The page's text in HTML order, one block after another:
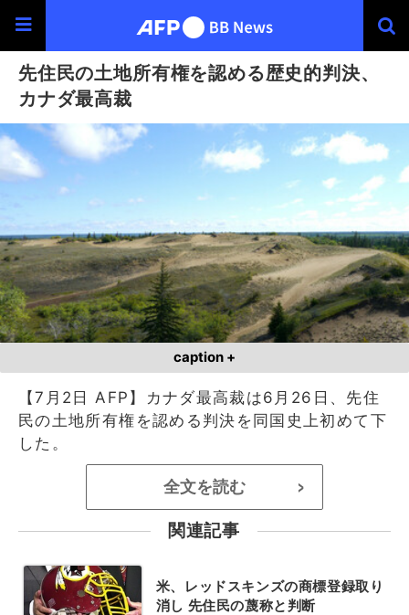
先住民の土地所有権を認める歴史的判決、
カナダ最高裁
caption +
【7月2日 AFP】カナダ最高裁は6月26日、先住
民の土地所有権を認める判決を同国史上初めて下
した。
全文を読む >
関連記事
米、レッドスキンズの商標登録取り
消し 先住民の蔑称と判断